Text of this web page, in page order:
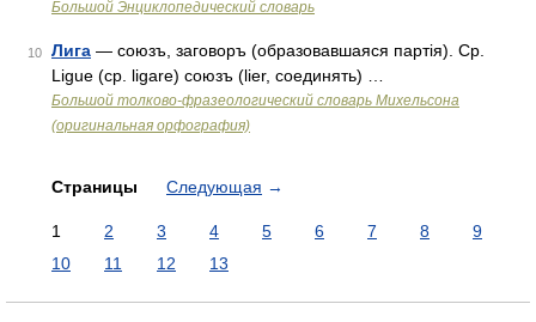
Большой Энциклопедический словарь
10 Лига — союзъ, заговоръ (образовавшаяся партія). Ср.
Ligue (ср. ligare) союзъ (lier, соединять) …
Большой толково-фразеологический словарь Михельсона
(оригинальная орфография)
Страницы Следующая →
1 2 3 4 5 6 7 8
9
10
11 12 13